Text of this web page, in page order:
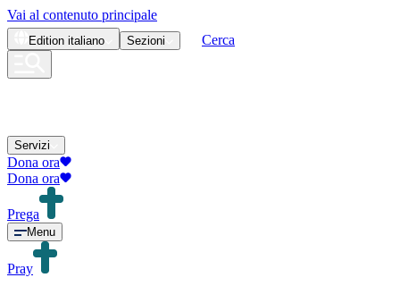
Vai al contenuto principale
Edition italiano Sezioni Cerca
Servizi
Dona ora
Dona ora
Prega
Menu
Pray